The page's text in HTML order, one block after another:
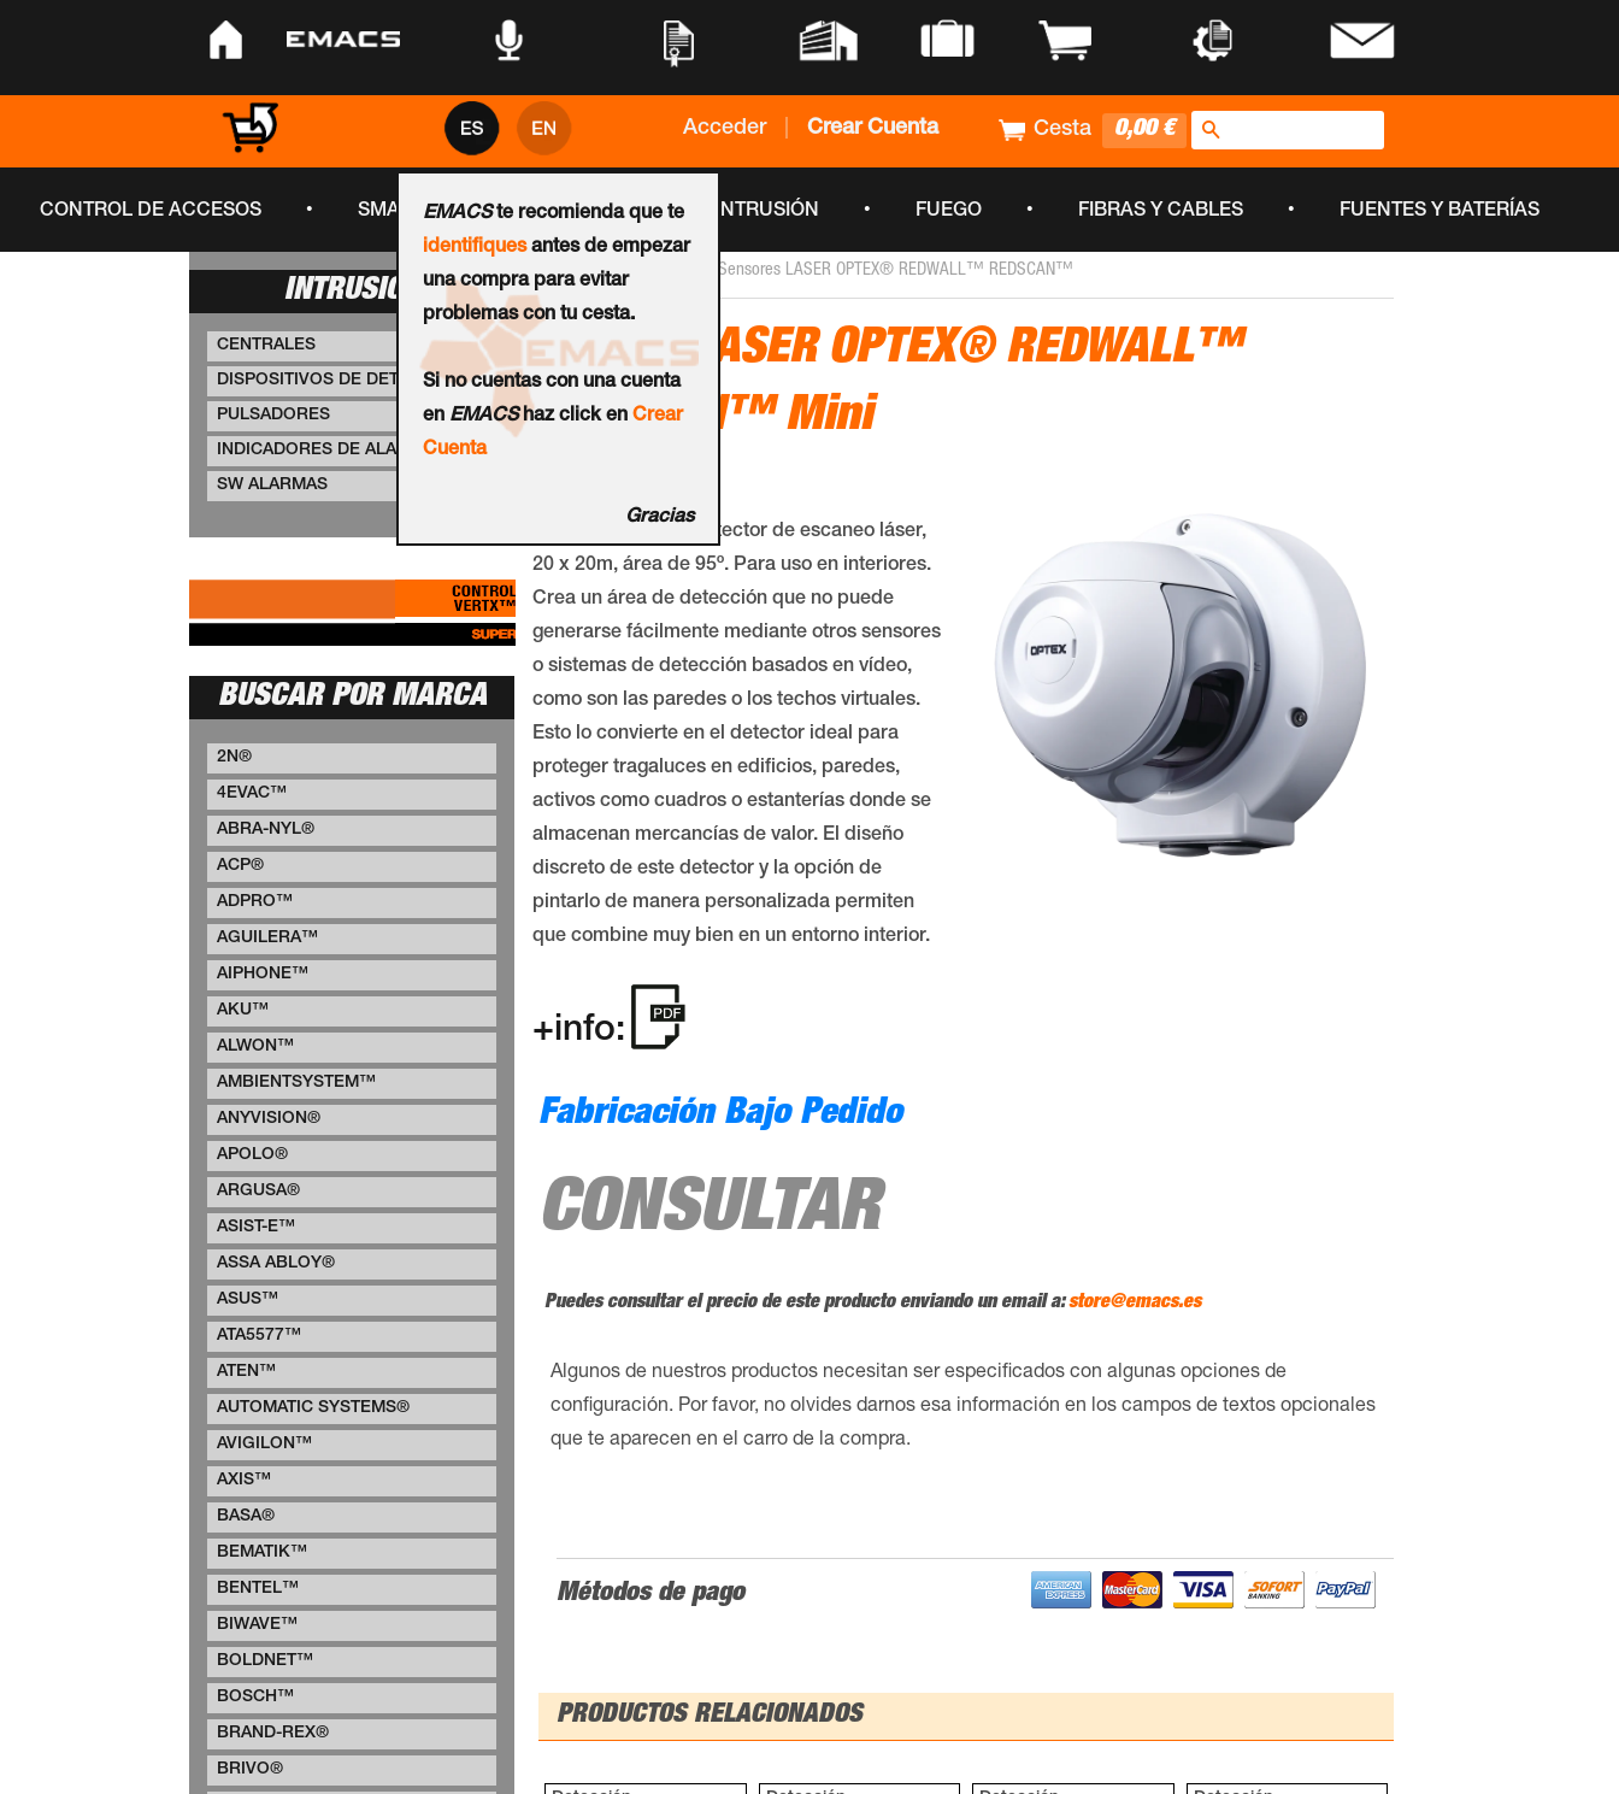
•
Acceder Crear Cuenta Cesta 0,00 €
EMACSte recomienda que te
identifiquesantes de empezar
una compra para evitar
problemas con tu cesta.
Si no cuentas con una cuenta
en EMACShaz click enCrear
Cuenta
Gracias
CONTROL DE ACCESOS • SMART CITY • CCTV • INTRUSIÓN • FUEGO • FIBRAS Y CABLES • FUENTES Y BATERÍAS
INTRUSIÓN
CENTRALES
DISPOSITIVOS DE DETECCIÓN
PULSADORES
INDICADORES DE ALARMA
SW ALARMAS
BUSCAR POR MARCA
2N®
4EVAC™
ABRA-NYL®
ACP®
ADPRO™
AGUILERA™
AIPHONE™
AKU™
ALWON™
AMBIENTSYSTEM™
ANYVISION®
APOLO®
ARGUSA®
ASIST-E™
ASSA ABLOY®
ASUS™
ATA5577™
ATEN™
AUTOMATIC SYSTEMS®
AVIGILON™
AXIS™
BASA®
BEMATIK™
BENTEL™
BIWAVE™
BOLDNET™
BOSCH™
BRAND-REX®
BRIVO®
Inicio › Sensores LASER Sensores LASER OPTEX® REDWALL™ REDSCAN™
Sensor LASER OPTEX® REDWALL™
REDSCAN™ Mini
REDSCAN™ mini detector de escaneo láser,
20 x 20m, área de 95º. Para uso en interiores.
Crea un área de detección que no puede
generarse fácilmente mediante otros sensores
o sistemas de detección basados en vídeo,
como son las paredes o los techos virtuales.
Esto lo convierte en el detector ideal para
proteger tragaluces en edificios, paredes,
activos como cuadros o estanterías donde se
almacenan mercancías de valor. El diseño
discreto de este detector y la opción de
pintarlo de manera personalizada permiten
que combine muy bien en un entorno interior.
+info:
Fabricación Bajo Pedido
CONSULTAR
Puedes consultar el precio de este producto enviando un email a:store@emacs.es
Algunos de nuestros productos necesitan ser especificados con algunas opciones de
configuración. Por favor, no olvides darnos esa información en los campos de textos opcionales
que te aparecen en el carro de la compra.
Métodos de pago
PRODUCTOS RELACIONADOS